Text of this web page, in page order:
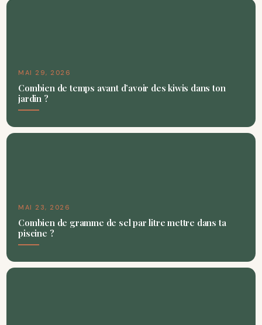
MAI 29, 2026
Combien de temps avant d’avoir des kiwis dans ton
jardin ?
MAI 23, 2026
Combien de gramme de sel par litre mettre dans ta
piscine ?